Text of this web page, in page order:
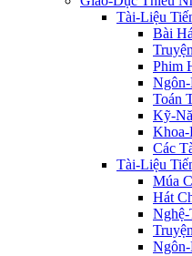
Tài-Liệu
Bài
Phim
Toán
Kỹ-
Khoa-
Các
Tài-Liệu
Múa
Hát